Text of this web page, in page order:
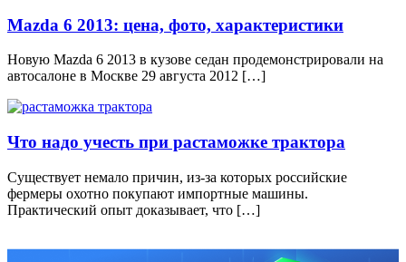
Mazda 6 2013: цена, фото, характеристики
Новую Mazda 6 2013 в кузове седан продемонстрировали на
автосалоне в Москве 29 августа 2012 […]
Что надо учесть при растаможке трактора
Существует немало причин, из-за которых российские
фермеры охотно покупают импортные машины.
Практический опыт доказывает, что […]